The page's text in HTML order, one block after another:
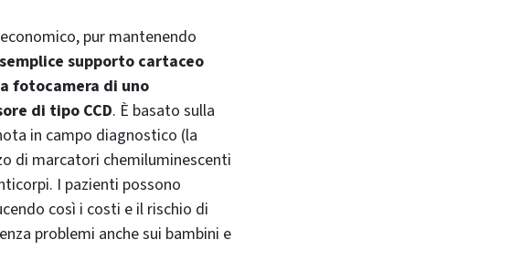
pur mantenendo
supporto cartaceo
fotocamera di uno
di tipo CCD. È basato sulla
in campo diagnostico (la
di marcatori chemiluminescenti
I pazienti possono
così i costi e il rischio di
problemi anche sui bambini e